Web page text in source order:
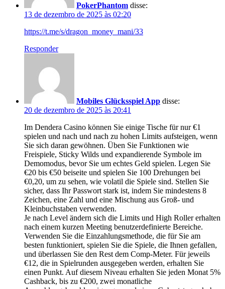
PokerPhantom disse:
13 de dezembro de 2025 às 02:20
https://t.me/s/dragon_money_mani/33
Responder
Mobiles Glücksspiel App disse:
20 de dezembro de 2025 às 20:41
Im Dendera Casino können Sie einige Tische für nur €1
spielen und nach und nach zu hohen Limits aufsteigen, wenn
Sie sich daran gewöhnen. Üben Sie Funktionen wie
Freispiele, Sticky Wilds und expandierende Symbole im
Demomodus, bevor Sie um echtes Geld spielen. Legen Sie
€20 bis €50 beiseite und spielen Sie 100 Drehungen bei
€0,20, um zu sehen, wie volatil die Spiele sind. Stellen Sie
sicher, dass Ihr Passwort stark ist, indem Sie mindestens 8
Zeichen, eine Zahl und eine Mischung aus Groß- und
Kleinbuchstaben verwenden.
Je nach Level ändern sich die Limits und High Roller erhalten
nach einem kurzen Meeting benutzerdefinierte Bereiche.
Verwenden Sie die Einzahlungsmethode, die für Sie am
besten funktioniert, spielen Sie die Spiele, die Ihnen gefallen,
und überlassen Sie den Rest dem Comp-Meter. Für jeweils
€12, die in Spielrunden ausgegeben werden, erhalten Sie
einen Punkt. Auf diesem Niveau erhalten Sie jeden Monat 5%
Cashback, bis zu €200, zwei monatliche